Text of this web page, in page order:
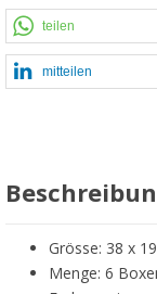
teilen
mitteilen
Grösse: 38 x
Menge: 6